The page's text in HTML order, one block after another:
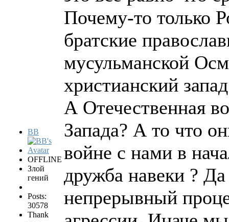
BB
OFFLINE
Злой
гений
Posts:
30578
Thank
Почему-то только
братские
мусульманской
христианский
А Отечественная
Запада? А то что
войне с нами в
дружба навеки ?
непрерывный